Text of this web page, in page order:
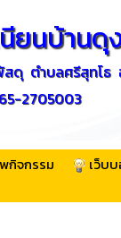
ยนบ้านดุ
ดุ ตำบลศรีสุทโธ
2705003
กิจกรรม เว็บ